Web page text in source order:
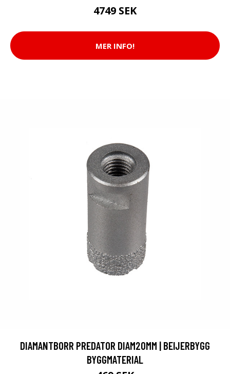
4749 SEK
MER INFO!
DIAMANTBORR PREDATOR DIAM20MM | BEIJERBYGG
BYGGMATERIAL